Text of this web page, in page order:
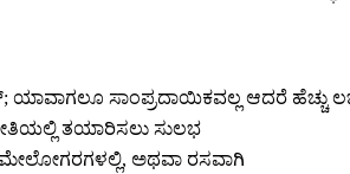
ಸಾಂಪ್ರದಾಯಿಕವಲ್ಲ ಆದರೆ ಹೆಚ್ಚು
ತಯಾರಿಸಲು ಸುಲಭ
ಅಥವಾ ರಸವಾಗಿ